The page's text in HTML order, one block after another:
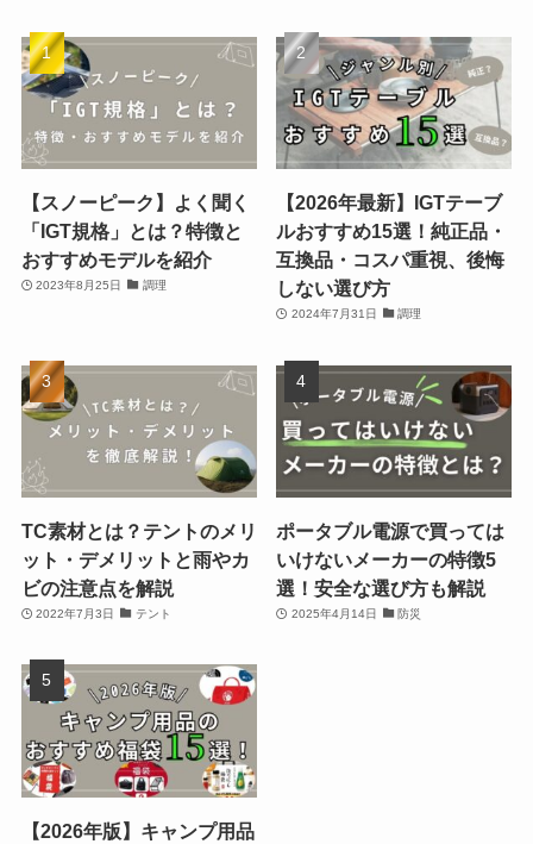
【スノーピーク】よく聞く
「IGT規格」とは？特徴と
おすすめモデルを紹介
2023年8月25日 調理
【2026年最新】IGTテーブ
ルおすすめ15選！純正品・
互換品・コスパ重視、後悔
しない選び方
2024年7月31日 調理
TC素材とは？テントのメリ
ット・デメリットと雨やカ
ビの注意点を解説
2022年7月3日 テント
ポータブル電源で買っては
いけないメーカーの特徴5
選！安全な選び方も解説
2025年4月14日 防災
【2026年版】キャンプ用品